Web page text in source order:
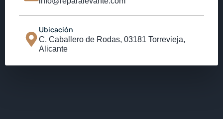
Ubicación
C. Caballero de Rodas, 03181 Torrevieja,
Alicante